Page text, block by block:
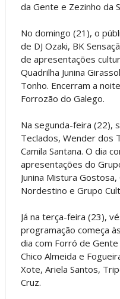
da Gente e Zezinho da
No domingo (21), o
de DJ Ozaki, BK
de apresentações
Quadrilha Junina
Tonho. Encerram a
Forrozão do Galego.
Na segunda-feira (22),
Teclados, Wender dos
Camila Santana. O dia
apresentações do
Junina Mistura Gostosa,
Nordestino e Grupo
Já na terça-feira (23),
programação começa
dia com Forró de
Chico Almeida e
Xote, Ariela Santos,
Cruz.